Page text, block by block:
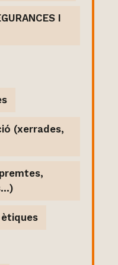
I
(xerrades,